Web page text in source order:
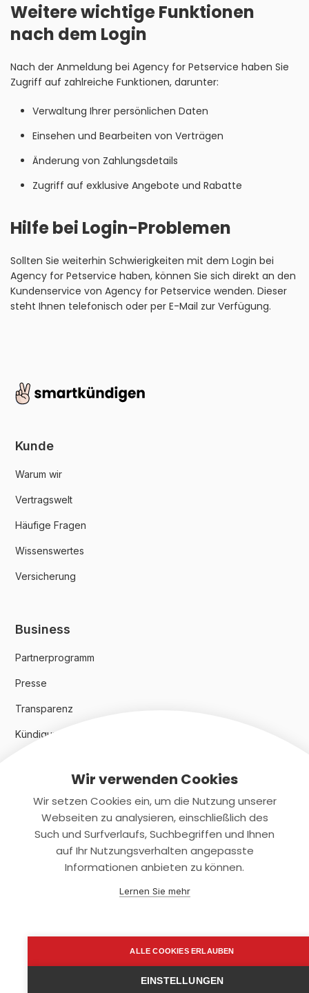
Weitere wichtige Funktionen
nach dem Login
Nach der Anmeldung bei Agency for Petservice haben Sie
Zugriff auf zahlreiche Funktionen, darunter:
Verwaltung Ihrer persönlichen Daten
Einsehen und Bearbeiten von Verträgen
Änderung von Zahlungsdetails
Zugriff auf exklusive Angebote und Rabatte
Hilfe bei Login-Problemen
Sollten Sie weiterhin Schwierigkeiten mit dem Login bei
Agency for Petservice haben, können Sie sich direkt an den
Kundenservice von Agency for Petservice wenden. Dieser
steht Ihnen telefonisch oder per E-Mail zur Verfügung.
Kunde
Warum wir
Vertragswelt
Häufige Fragen
Wissenswertes
Versicherung
Business
Partnerprogramm
Presse
Transparenz
Kündigungsindex 2024
Rechtliches
Datenschutz
support@smartkuendigen.de
Wir verwenden Cookies
Wir setzen Cookies ein, um die Nutzung unserer
Webseiten zu analysieren, einschließlich des
Such und Surfverlaufs, Suchbegriffen und Ihnen
auf Ihr Nutzungsverhalten angepasste
Informationen anbieten zu können.
Lernen Sie mehr
ALLE COOKIES ERLAUBEN
EINSTELLUNGEN